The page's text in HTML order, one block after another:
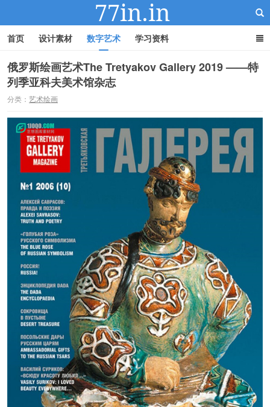
首页 设计素材 数字艺术 学习资料
俄罗斯绘画艺术The Tretyakov Gallery 2019 ——特
列季亚科夫美术馆杂志
分类： 艺术绘画